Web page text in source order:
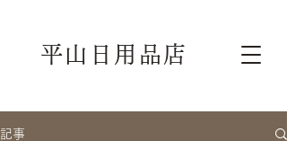
平山日用品店
記事